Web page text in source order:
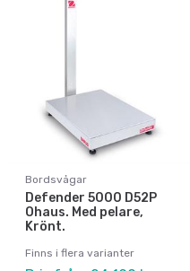
Bordsvågar
Defender 5000 D52P
Ohaus. Med pelare,
Krönt.
Finns i flera varianter